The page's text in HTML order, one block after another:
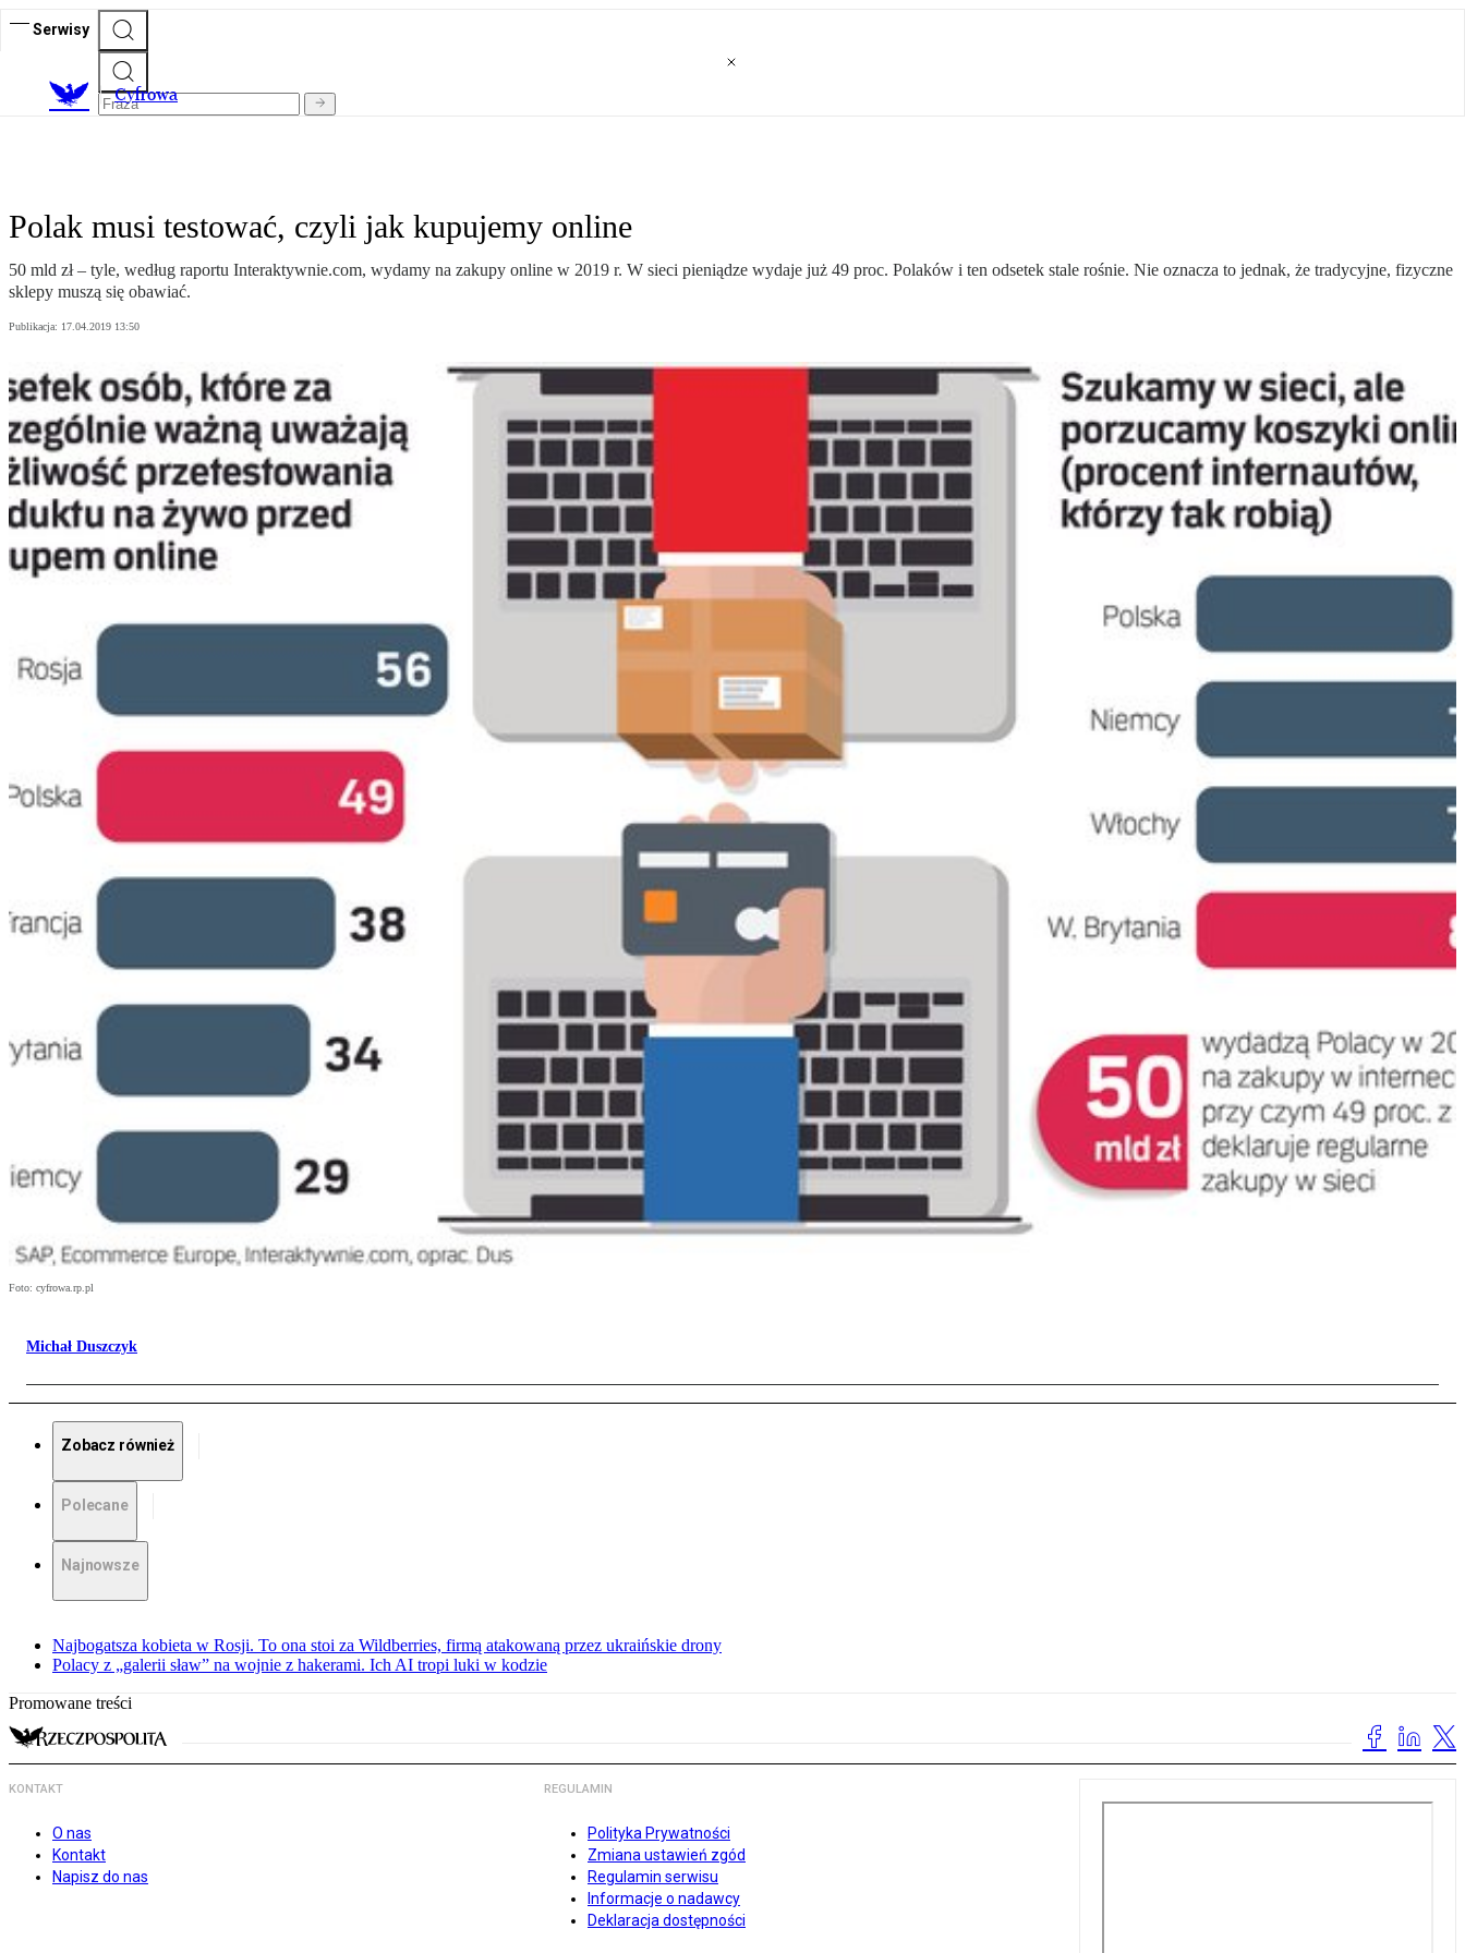
Serwisy
Cyfrowa
Polak musi testować, czyli jak kupujemy online
50 mld zł – tyle, według raportu Interaktywnie.com, wydamy na zakupy online w 2019 r. W sieci pieniądze wydaje już 49 proc. Polaków i ten odsetek stale rośnie. Nie oznacza to jednak, że tradycyjne, fizyczne
sklepy muszą się obawiać.
Publikacja: 17.04.2019 13:50
Foto: cyfrowa.rp.pl
Michał Duszczyk
Zobacz również
Polecane
Najnowsze
Najbogatsza kobieta w Rosji. To ona stoi za Wildberries, firmą atakowaną przez ukraińskie drony
Polacy z „galerii sław” na wojnie z hakerami. Ich AI tropi luki w kodzie
Promowane treści
KONTAKT
O nas
Kontakt
Napisz do nas
REGULAMIN
Polityka Prywatności
Zmiana ustawień zgód
Regulamin serwisu
Informacje o nadawcy
Deklaracja dostępności